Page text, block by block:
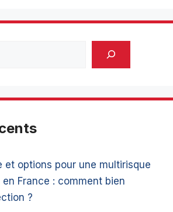
et options pour une multirisque
France : comment bien
?